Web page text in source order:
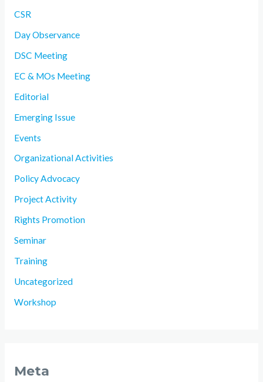
CSR
Day Observance
DSC Meeting
EC & MOs Meeting
Editorial
Emerging Issue
Events
Organizational Activities
Policy Advocacy
Project Activity
Rights Promotion
Seminar
Training
Uncategorized
Workshop
Meta